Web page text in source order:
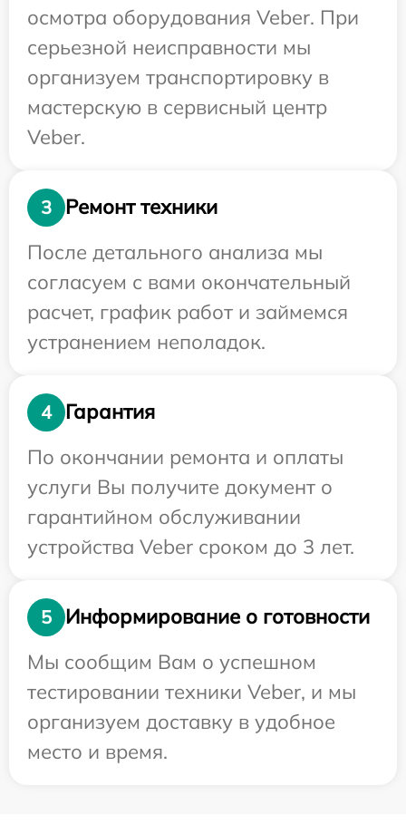
осмотра оборудования Veber. При
серьезной неисправности мы
организуем транспортировку в
мастерскую в сервисный центр
Veber.
3
Ремонт техники
После детального анализа мы
согласуем с вами окончательный
расчет, график работ и займемся
устранением неполадок.
4
Гарантия
По окончании ремонта и оплаты
услуги Вы получите документ о
гарантийном обслуживании
устройства Veber сроком до 3 лет.
5
Информирование о готовности
Мы сообщим Вам о успешном
тестировании техники Veber, и мы
организуем доставку в удобное
место и время.